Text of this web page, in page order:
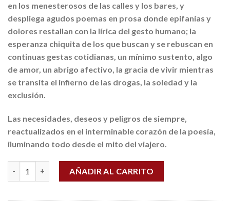
en los menesterosos de las calles y los bares, y
despliega agudos poemas en prosa donde epifanías y
dolores restallan con la lírica del gesto humano; la
esperanza chiquita de los que buscan y se rebuscan en
continuas gestas cotidianas, un mínimo sustento, algo
de amor, un abrigo afectivo, la gracia de vivir mientras
se transita el infierno de las drogas, la soledad y la
exclusión.
Las necesidades, deseos y peligros de siempre,
reactualizados en el interminable corazón de la poesía,
iluminando todo desde el mito del viajero.
Odiseo en Lavapiés cantidadAÑADIR AL CARRITO